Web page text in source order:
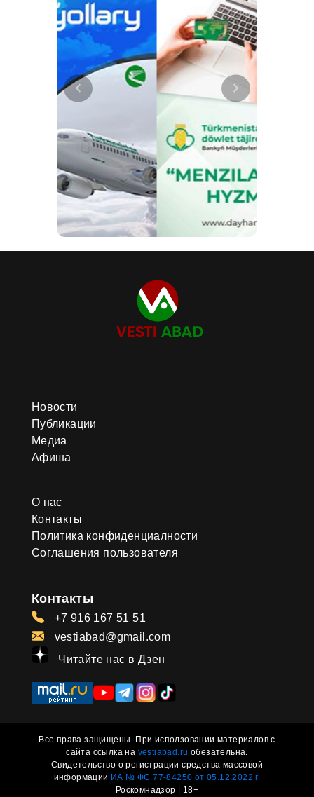
Новости
Публикации
Медиа
Афиша
О нас
Контакты
Политика конфиденциалности
Соглашения пользователя
Контакты
+7 916 167 51 51
vestiabad@gmail.com
Читайте нас в Дзен
Все права защищены. При исползовании материалов с
сайта ссылка на vestiabad.ru обезательна.
Свидетельство о регистрации средства массовой
информации ИА № ФС 77-84250 от 05.12.2022 г.
Роскомнадзор | 18+